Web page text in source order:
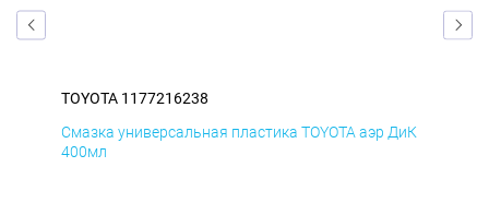
TOYOTA 1177216238
Смазка универсальная пластика TOYOTA аэр ДиК
400мл